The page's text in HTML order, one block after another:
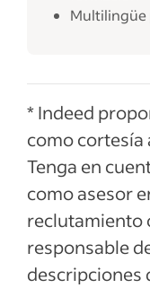
Multilingüe
* Indeed
como cortesía
Tenga en
como asesor
reclutamiento
responsable
descripciones